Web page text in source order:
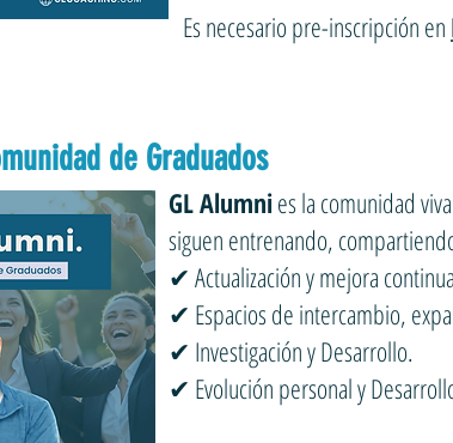
Es necesario pre-inscripción en
de Graduados
GL Alumnies la comunidad
siguen entrenando,
✔ Actualización y mejora continua
✔ Espacios de intercambio,
✔ Investigación y Desarrollo.
✔ Evolución personal y